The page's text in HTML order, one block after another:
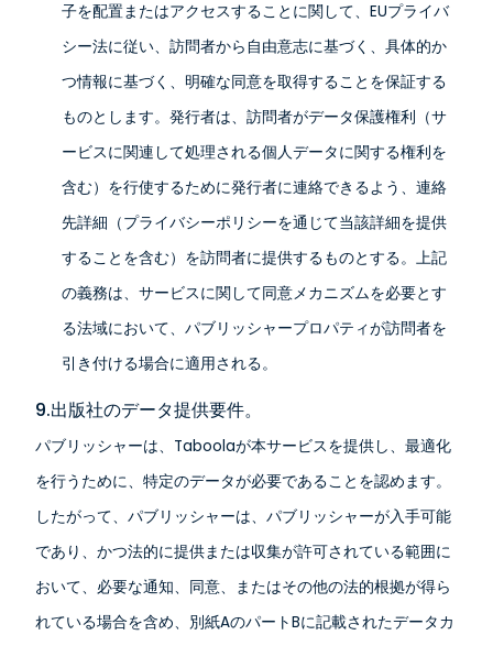
子を配置またはアクセスすることに関して、EUプライバ
シー法に従い、訪問者から自由意志に基づく、具体的か
つ情報に基づく、明確な同意を取得することを保証する
ものとします。発行者は、訪問者がデータ保護権利（サ
ービスに関連して処理される個人データに関する権利を
含む）を行使するために発行者に連絡できるよう、連絡
先詳細（プライバシーポリシーを通じて当該詳細を提供
することを含む）を訪問者に提供するものとする。上記
の義務は、サービスに関して同意メカニズムを必要とす
る法域において、パブリッシャープロパティが訪問者を
引き付ける場合に適用される。
9.出版社のデータ提供要件。
パブリッシャーは、Taboolaが本サービスを提供し、最適化
を行うために、特定のデータが必要であることを認めます。
したがって、パブリッシャーは、パブリッシャーが入手可能
であり、かつ法的に提供または収集が許可されている範囲に
おいて、必要な通知、同意、またはその他の法的根拠が得ら
れている場合を含め、別紙AのパートBに記載されたデータカ